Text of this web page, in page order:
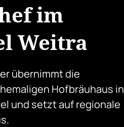
im
Weitra
übernimmt die
Hofbräuhaus in
und setzt auf regionale